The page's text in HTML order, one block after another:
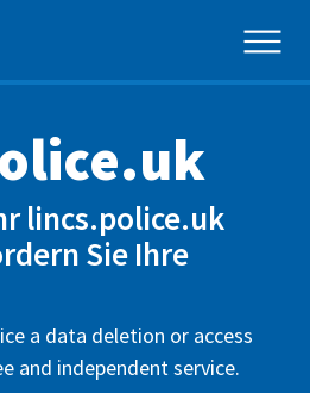
lincs.police.uk
Sie Ihre
a data deletion or access
and independent service.